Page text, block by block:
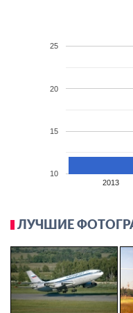
2013
10
15
20
25
ЛУЧШИЕ